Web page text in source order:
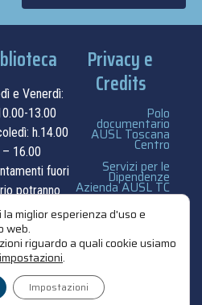
e Venerdì:
13.00
h.14.00
– 16.00
fuori
potranno
essere
su
contatti
Privacy e
Credits
Polo
documentario
AUSL Toscana
Centro
Servizi per le
Dipendenze
Azienda AUSL TC
privacy e cookie
miglior esperienza d'uso e
web.
riguardo a quali cookie usiamo
impostazioni.
Impostazioni